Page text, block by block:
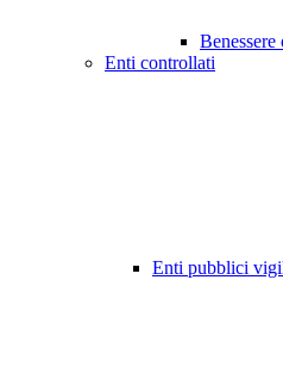
Enti controllati
Enti pubblici